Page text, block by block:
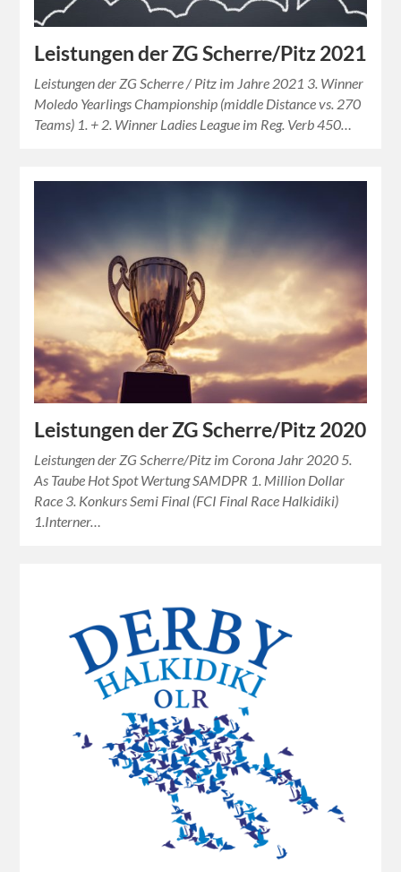
Leistungen der ZG Scherre/Pitz 2021
Leistungen der ZG Scherre / Pitz im Jahre 2021 3. Winner
Moledo Yearlings Championship (middle Distance vs. 270
Teams) 1. + 2. Winner Ladies League im Reg. Verb 450…
Leistungen der ZG Scherre/Pitz 2020
Leistungen der ZG Scherre/Pitz im Corona Jahr 2020 5.
As Taube Hot Spot Wertung SAMDPR 1. Million Dollar
Race 3. Konkurs Semi Final (FCI Final Race Halkidiki)
1.Interner…